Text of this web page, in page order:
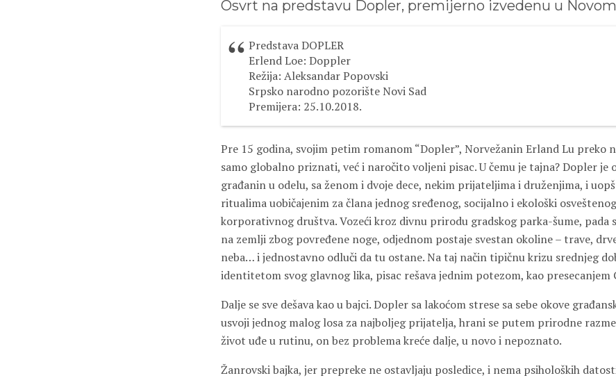
Osvrt na predstavu Dopler, premijerno izvedenu u
Predstava DOPLER
Erlend Loe: Doppler
Režija: Aleksandar Popovski
Srpsko narodno pozorište Novi Sad
Premijera: 25.10.2018.
Pre 15 godina, svojim petim romanom “Dopler”, Norvežanin Erland Lu preko
samo globalno priznati, već i naročito voljeni pisac. U čemu je tajna? Dopler je
građanin u odelu, sa ženom i dvoje dece, nekim prijateljima i druženjima, i
ritualima uobičajenim za člana jednog sređenog, socijalno i ekološki
korporativnog društva. Vozeći kroz divnu prirodu gradskog parka-šume, pada
na zemlji zbog povređene noge, odjednom postaje svestan okoline – trave,
neba… i jednostavno odluči da tu ostane. Na taj način tipičnu krizu srednjeg
identitetom svog glavnog lika, pisac rešava jednim potezom, kao presecanjem
Dalje se sve dešava kao u bajci. Dopler sa lakoćom strese sa sebe okove
usvoji jednog malog losa za najboljeg prijatelja, hrani se putem prirodne
život uđe u rutinu, on bez problema kreće dalje, u novo i nepoznato.
Žanrovski bajka, jer prepreke ne ostavljaju posledice, i nema psiholoških